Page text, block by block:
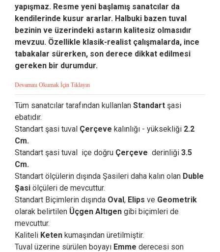
yapışmaz. Resme yeni başlamış sanatcılar da
kendilerinde kusur ararlar. Halbuki bazen tuval
bezinin ve üzerindeki astarın kalitesiz olmasıdır
mevzuu. Özellikle klasik-realist çalışmalarda, ince
tabakalar sürerken, son derece dikkat edilmesi
gereken bir durumdur.
Devamını Okumak İçin Tıklayın
Tüm sanatcılar tarafından kullanlan Standart şasi
ebatıdır.
Standart şasi tuval Çerçeve kalınlığı - yüksekliği 2.2
Cm.
Standart şasi tuval içe doğru Çerçeve derinliği 3.5
Cm.
Standart ölçülerin dışında Şasileri daha kalın olan Duble
Şasi ölçüleri de mevcuttur.
Standart Biçimlerin dışında Oval, Elips ve Geometrik
olarak belirtilen Üçgen Altıgen gibi biçimleri de
mevcuttur.
Kaliteli Keten kumaşından üretilmiştir.
Tuval üzerine sürülen boyayı Emme derecesi son